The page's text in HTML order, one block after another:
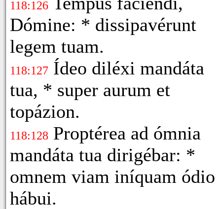
118:126
Dómine: * dissipavérunt
legem tuam.
118:127 Ídeo diléxi mandáta
tua, * super aurum et
topázion.
118:128 Proptérea ad ómnia
mandáta tua dirigébar: *
omnem viam iníquam ódio
hábui.